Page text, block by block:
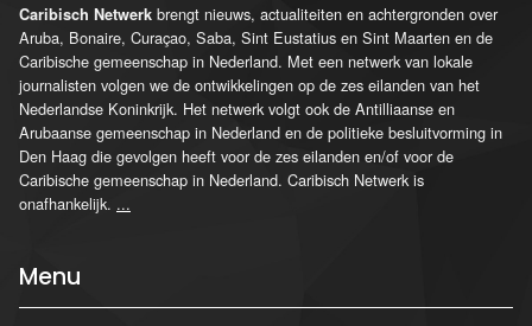
Caribisch Netwerk brengt nieuws, actualiteiten en achtergronden over
Aruba, Bonaire, Curaçao, Saba, Sint Eustatius en Sint Maarten en de
Caribische gemeenschap in Nederland. Met een netwerk van lokale
journalisten volgen we de ontwikkelingen op de zes eilanden van het
Nederlandse Koninkrijk. Het netwerk volgt ook de Antilliaanse en
Arubaanse gemeenschap in Nederland en de politieke besluitvorming in
Den Haag die gevolgen heeft voor de zes eilanden en/of voor de
Caribische gemeenschap in Nederland. Caribisch Netwerk is
onafhankelijk. ...
Menu